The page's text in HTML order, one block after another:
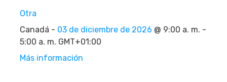
Otra
Canadá - 03 de diciembre de 2026 @ 9:00 a. m. -
5:00 a. m. GMT+01:00
Más información